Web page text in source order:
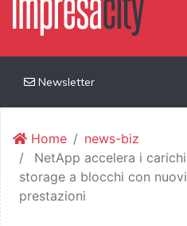
Newsletter
Home
news-biz
NetApp accelera i
storage a blocchi con
prestazioni